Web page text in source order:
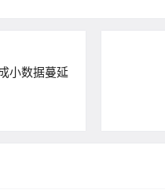
小数据蔓延